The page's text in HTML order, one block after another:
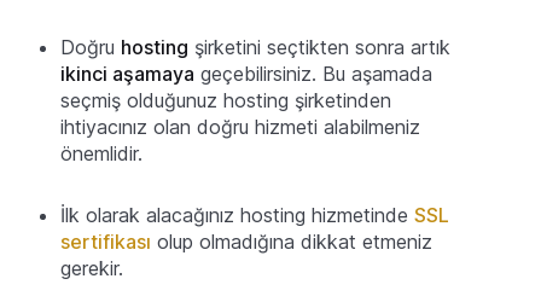
Doğru hosting şirketini seçtikten sonra artık
ikinci aşamaya geçebilirsiniz. Bu aşamada
seçmiş olduğunuz hosting şirketinden
ihtiyacınız olan doğru hizmeti alabilmeniz
önemlidir.
İlk olarak alacağınız hosting hizmetinde SSL
sertifikası olup olmadığına dikkat etmeniz
gerekir.